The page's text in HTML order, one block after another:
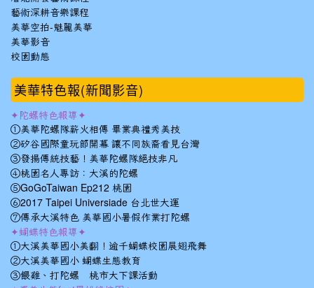
藝術深耕音樂課程
美華空拍-魅麗美華
美華影音
校園動態
美華特色報(新聞影音)
✦陀螺特色報導✦
①美華陀螺隊薪火相傳 畢業典禮秀美技
②矽谷國際童玩節開幕 讓不同族裔看見台灣
③發揚傳統技藝！美華陀螺隊絕技非凡
④桃園名人專訪：大溪的陀螺
⑤GoGoTaiwan Ep212 桃園
⑥2017 Taipei Universiade 台北世大運
⑦傳承大溪特色 美華國小暑假作業打陀螺
✦蝴蝶特色報導✦
①大溪美華國小美翻！逾千蝴蝶校園展翅飛舞
②大溪美華國小 蝴蝶生態教育
③餵雞、打陀螺 桃市大下課活動